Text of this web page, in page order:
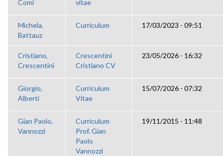
Comi
vitae
Michela,
Battauz
Curriculum 17/03/2023 - 09:51
Cristiano,
Crescentini
Crescentini
Cristiano CV
23/05/2026 - 16:32
Giorgio,
Alberti
Curriculum
Vitae
15/07/2026 - 07:32
Gian Paolo,
Vannozzi
Curriculum
Prof. Gian
Paolo
Vannozzi
19/11/2015 - 11:48